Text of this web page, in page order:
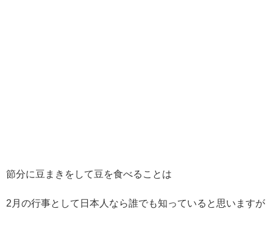
節分に豆まきをして豆を食べることは
2月の行事として日本人なら誰でも知っていると思いますが